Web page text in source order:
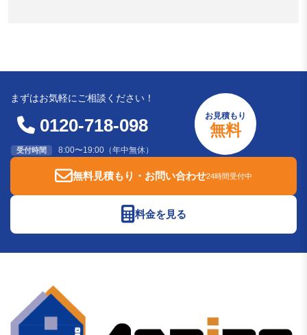
まずはお気軽にご相談ください！
0120-718-098
受付時間 8:00〜19:00（年中無休）
お見積もり
無料
無料見積もり・お問い合わせ24時間受付中
料金を見る